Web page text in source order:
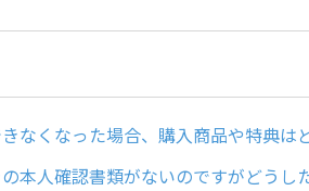
なくなった場合、購入商品や特典は
本人確認書類がないのですがどうし